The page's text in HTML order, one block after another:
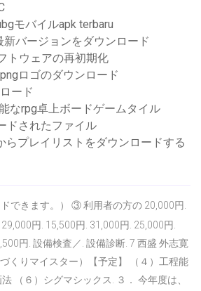
モバイルapk terbaru
バージョンをダウンロード
トウェアの再初期化
ロゴのダウンロード
ード
なrpg卓上ボードゲームタイル
ドされたファイル
らプレイリストをダウンロードする
できます。） ③ 利用者の方の 20,000円.
円. 15,500円. 31,000円. 25,000円.
円. 設備検査／. 設備診断. 7 西盛 外志寛
くりマイスター）【予定】 （４）工程能
（６）シグマシックス. ３． 今年度は、